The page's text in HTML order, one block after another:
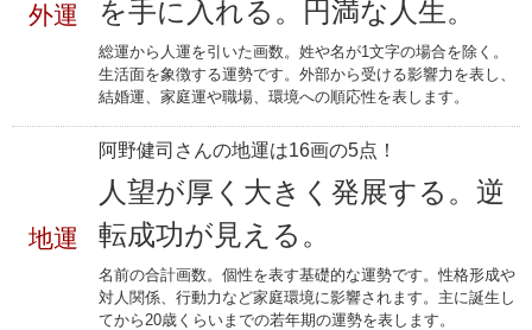
外運
を手に入れる。円満な人生。
総運から人運を引いた画数。姓や名が1文字の場合を除く。
生活面を象徴する運勢です。外部から受ける影響力を表し、
結婚運、家庭運や職場、環境への順応性を表します。
地運
阿野健司さんの地運は16画の5点！
人望が厚く大きく発展する。逆
転成功が見える。
名前の合計画数。個性を表す基礎的な運勢です。性格形成や
対人関係、行動力など家庭環境に影響されます。主に誕生し
てから20歳くらいまでの若年期の運勢を表します。